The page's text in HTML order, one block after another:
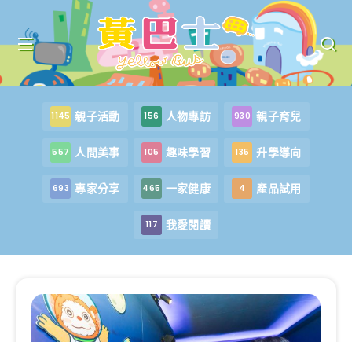
1145 親子活動 156 人物專訪 930 親子育兒
557 人間美事 105 趣味學習 135 升學導向
693 專家分享 465 一家健康 4 產品試用
117 我愛閱讀